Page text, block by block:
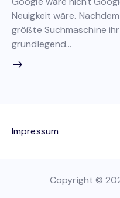
Neuigkeit wäre.
größte Suchmaschine
grundlegend…
Impressum
Copyright ©